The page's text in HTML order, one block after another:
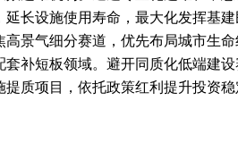
长设施使用寿命，最大化发挥基建
高景气细分赛道，优先布局城市生
补短板领域。避开同质化低端建
质项目，依托政策红利提升投资稳